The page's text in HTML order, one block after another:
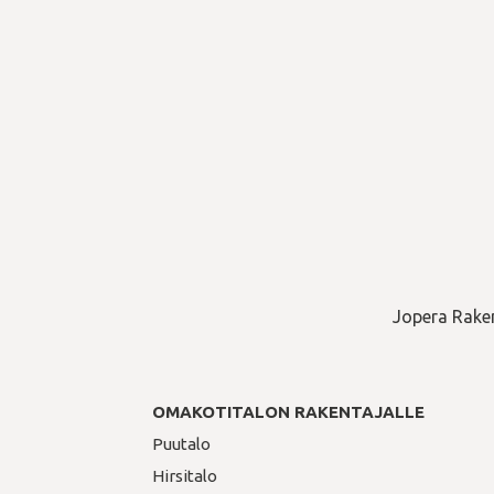
Jopera
OMAKOTITALON RAKENTAJALLE
Puutalo
Hirsitalo